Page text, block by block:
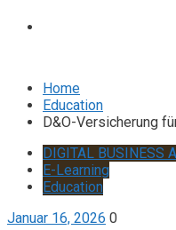
Home
Education
D&O-Versicherung
DIGITAL BUSINESS
E-Learning
Education
Januar 16, 2026 0